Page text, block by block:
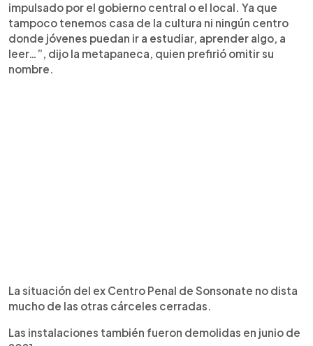
impulsado por el gobierno central o el local. Ya que
tampoco tenemos casa de la cultura ni ningún centro
donde jóvenes puedan ir a estudiar, aprender algo, a
leer…”, dijo la metapaneca, quien prefirió omitir su
nombre.
La situación del ex Centro Penal de Sonsonate no dista
mucho de las otras cárceles cerradas.
Las instalaciones también fueron demolidas en junio de